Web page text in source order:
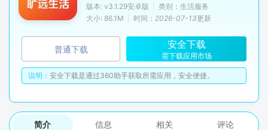
版本: v3.1.29安卓版
类别：生活服务
大小: 86.1M
时间： 2026-07-13更新
普通下载 安全下载
需下载应用市场
说明： 安全下载是通过360助手获取所需应用，安全便捷。
简介 信息 相关 评论